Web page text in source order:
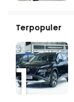
Terpopuler